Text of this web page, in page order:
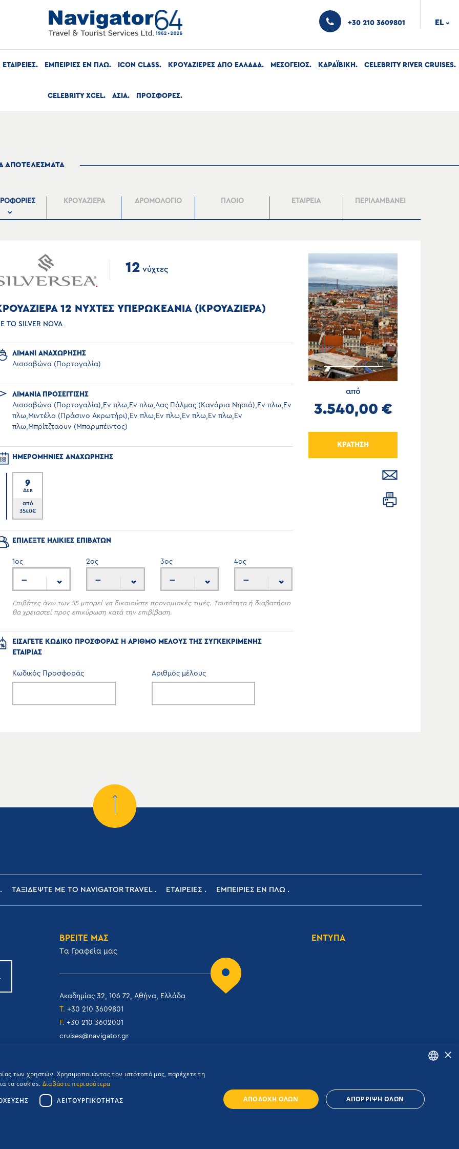
+30 210 3609801 EL ›
ΕΤΑΙΡΕΙΕΣ ΕΜΠΕΙΡΙΕΣ ΕΝ ΠΛΩ ICON CLASS ΚΡΟΥΑΖΙΕΡΕΣ ΑΠΟ ΕΛΛΑΔΑ ΜΕΣΟΓΕΙΟΣ ΚΑΡΑΪΒΙΚΗ CELEBRITY RIVER CRUISES
CELEBRITY XCEL ΑΣΙΑ ΠΡΟΣΦΟΡΕΣ
ΑΠΟΤΕΛΕΣΜΑΤΑ
ΚΡΟΥΑΖΙΕΡΑ ΔΡΟΜΟΛΟΓΙΟ ΠΛΟΙΟ ΕΤΑΙΡΕΙΑ ΠΕΡΙΛΑΜΒΑΝΕΙ
12 νύχτες
12 ΝΥΧΤΕΣ ΥΠΕΡΩΚΕΑΝΙΑ (ΚΡΟΥΑΖΙΕΡΑ)
ΤΟ SILVER NOVA
ΛΙΜΑΝΙ ΑΝΑΧΩΡΗΣΗΣ
Λισσαβώνα (Πορτογαλία)
ΛΙΜΑΝΙΑ ΠΡΟΣΕΓΓΙΣΗΣ
Λισσαβώνα (Πορτογαλία),Εν πλω,Εν πλω,Λας Πάλμας (Κανάρια Νησιά),Εν πλω,Εν
πλω,Μιντέλο (Πράσινο Ακρωτήρι),Εν πλω,Εν πλω,Εν πλω,Εν πλω,Εν
πλω,Μπρίτζταουν (Μπαρμπέιντος)
ΗΜΕΡΟΜΗΝΙΕΣ ΑΝΑΧΩΡΗΣΗΣ
9
Δεκ
από
3540€
ΕΠΙΛΕΞΤΕ ΗΛΙΚΙΕΣ ΕΠΙΒΑΤΩΝ
1ος
---
2ος
---
3ος
---
4ος
---
Επιβάτες άνω των 55 μπορεί να δικαιούστε προνομιακές τιμές. Ταυτότητα ή διαβατήριο
θα χρειαστεί προς επικύρωση κατά την επιβίβαση.
ΕΙΣΑΓΕΤΕ ΚΩΔΙΚΟ ΠΡΟΣΦΟΡΑΣ Η ΑΡΙΘΜΟ ΜΕΛΟΥΣ ΤΗΣ ΣΥΓΚΕΚΡΙΜΕΝΗΣ
ΕΤΑΙΡΙΑΣ
Κωδικός Προσφοράς Αριθμός μέλους
από
3.540,00 €
ΚΡΑΤΗΣΗ
ΤΑΞΙΔΕΨΤΕ ΜΕ ΤΟ NAVIGATOR TRAVEL ΕΤΑΙΡΕΙΕΣ ΕΜΠΕΙΡΙΕΣ ΕΝ ΠΛΩ
ΒΡΕΙΤΕ ΜΑΣ
Tα Γραφεία μας
Ακαδημίας 32, 106 72, Αθήνα, Ελλάδα
T. +30 210 3609801
F. +30 210 3602001
cruises@navigator.gr
ΕΝΤΥΠΑ
GREEK
×
των χρηστών. Χρησιμοποιώντας τον ιστότοπό μας, παρέχετε τη
τα cookies. Διαβάστε περισσότερα
ΛΕΙΤΟΥΡΓΙΚΌΤΗΤΑΣ ΑΠΟΔΟΧΉ ΌΛΩΝ ΑΠΌΡΡΙΨΗ ΌΛΩΝ